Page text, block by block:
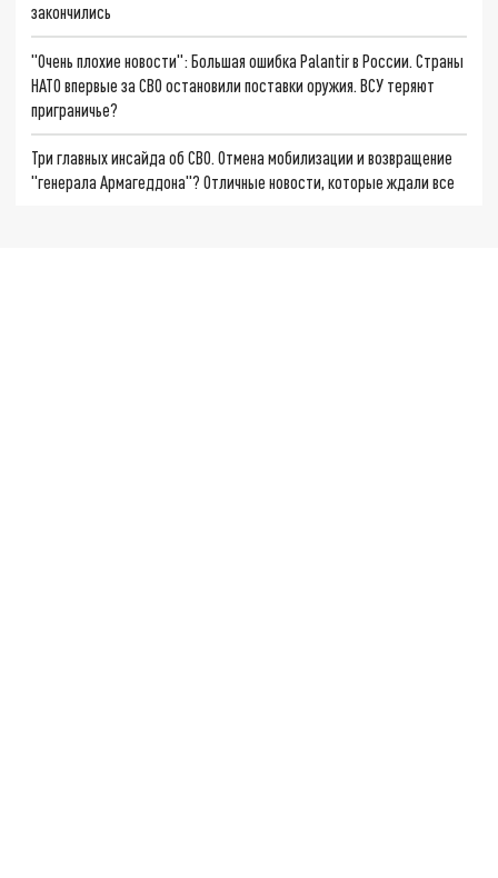
закончились
"Очень плохие новости": Большая ошибка Palantir в России. Страны
НАТО впервые за СВО остановили поставки оружия. ВСУ теряют
приграничье?
Три главных инсайда об СВО. Отмена мобилизации и возвращение
"генерала Армагеддона"? Отличные новости, которые ждали все